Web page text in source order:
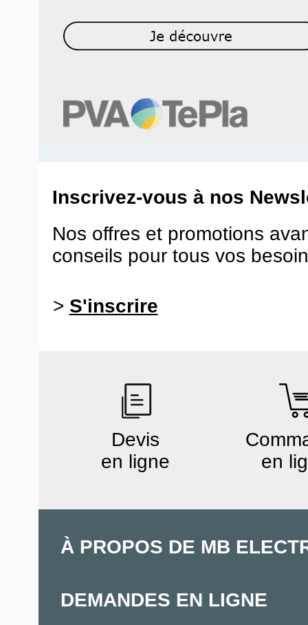
Inscrivez-vous à nos
Nos offres et promotions
conseils pour tous vos
> S'inscrire
Devis
en ligne
en
À PROPOS DE MB
DEMANDES EN LIGNE